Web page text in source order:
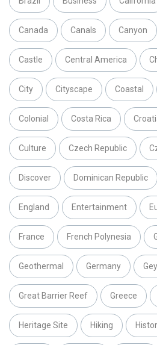
Canada Canals Canyon
Castle Central America
City Cityscape Coastal
Colonial Costa Rica
Culture Czech Republic
Discover Dominican Republic
England Entertainment
France French Polynesia
Geothermal Germany
Great Barrier Reef Greece
Heritage Site Hiking